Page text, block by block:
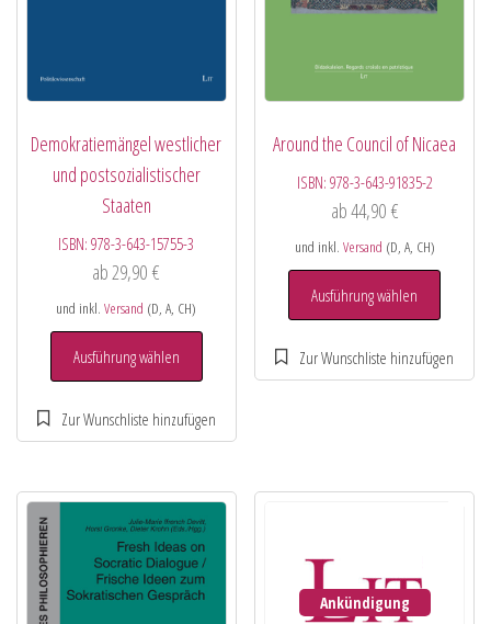
Demokratiemängel westlicher
und postsozialistischer
Staaten
ISBN:978-3-643-15755-3
ab29,90€
und inkl.Versand (D, A, CH)
Ausführung wählen
Around the Council of Nicaea
ISBN: 978-3-643-91835-2
ab44,90 €
und inkl. Versand (D, A, CH)
Ausführung wählen
Ankündigung